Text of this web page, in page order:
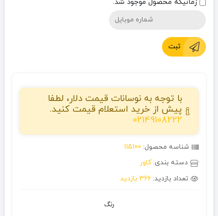
زمانیکه محصول موجود شد.
ثبت
با توجه به نوسانات قیمت دلار، لطفا
پیش از خرید استعلام قیمت کنید.
02149108222
شناسه محصول: 115100
دسته بندی:کاور
تعداد بازدید: 366 بازدید
رنگ